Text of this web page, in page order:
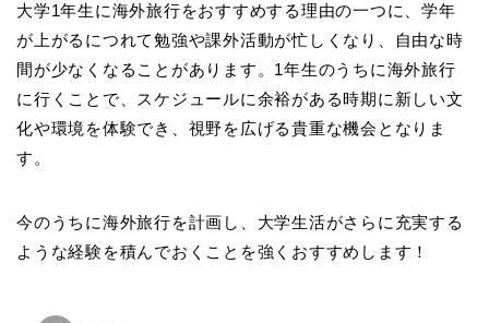
大学1年生に海外旅行をおすすめする理由の一つに、学年
が上がるにつれて勉強や課外活動が忙しくなり、自由な時
間が少なくなることがあります。1年生のうちに海外旅行
に行くことで、スケジュールに余裕がある時期に新しい文
化や環境を体験でき、視野を広げる貴重な機会となりま
す。
今のうちに海外旅行を計画し、大学生活がさらに充実する
ような経験を積んでおくことを強くおすすめします！